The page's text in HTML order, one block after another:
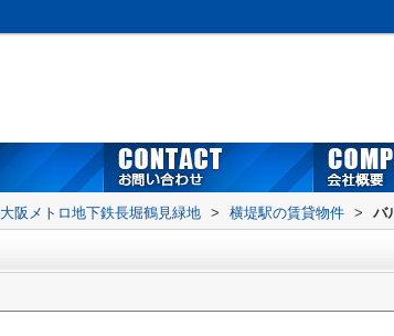
大阪メトロ地下鉄長堀鶴見緑地 > 横堤駅の賃貸物件 > バ